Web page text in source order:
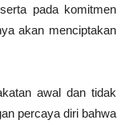
pada komitmen
akan menciptakan
awal dan tidak
percaya diri bahwa